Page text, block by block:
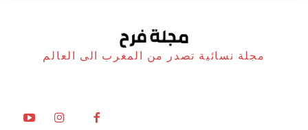
مجلة نسائية تصدر من المغرب الى العالم